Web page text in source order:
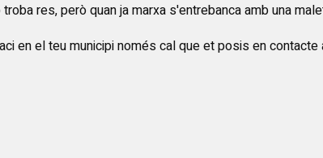
res, però quan ja marxa s'entrebanca amb una
en el teu municipi només cal que et posis en